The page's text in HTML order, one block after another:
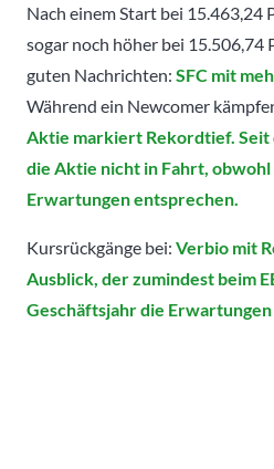
Nach einem Start bei 15.463,24
sogar noch höher bei
guten Nachrichten: SFC mit
Während ein Newcomer
Aktie markiert Rekordtief. Seit
die Aktie nicht in Fahrt, obwohl
Erwartungen entsprechen.
Kursrückgänge bei: Verbio mit
Ausblick, der zumindest beim
Geschäftsjahr die